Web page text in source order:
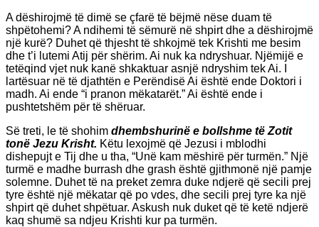
A dëshirojmë të dimë se çfarë të bëjmë nëse duam të
shpëtohemi? A ndihemi të sëmurë në shpirt dhe a dëshirojmë
një kurë? Duhet që thjesht të shkojmë tek Krishti me besim
dhe t’i lutemi Atij për shërim. Ai nuk ka ndryshuar. Njëmijë e
tetëqind vjet nuk kanë shkaktuar asnjë ndryshim tek Ai. I
lartësuar në të djathtën e Perëndisë Ai është ende Doktori i
madh. Ai ende “i pranon mëkatarët.” Ai është ende i
pushtetshëm për të shëruar.
Së treti, le të shohim dhembshurinë e bollshme të Zotit
tonë Jezu Krisht. Këtu lexojmë që Jezusi i mblodhi
dishepujt e Tij dhe u tha, “Unë kam mëshirë për turmën.” Një
turmë e madhe burrash dhe grash është gjithmonë një pamje
solemne. Duhet të na preket zemra duke ndjerë që secili prej
tyre është një mëkatar që po vdes, dhe secili prej tyre ka një
shpirt që duhet shpëtuar. Askush nuk duket që të ketë ndjerë
kaq shumë sa ndjeu Krishti kur pa turmën.